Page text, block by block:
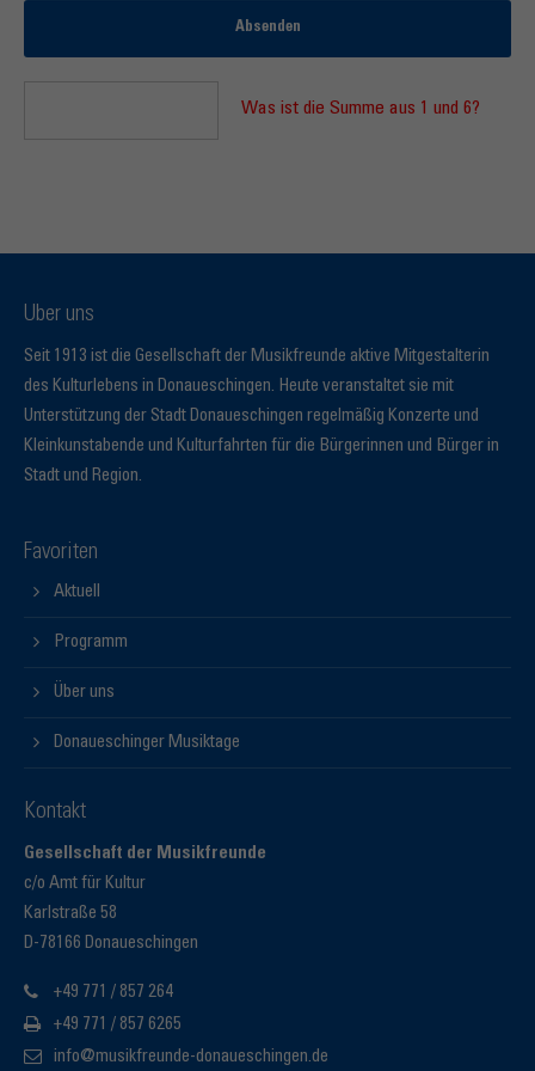
Absenden
Was ist die Summe aus 1 und 6?
Über uns
Seit 1913 ist die Gesellschaft der Musikfreunde aktive Mitgestalterin
des Kulturlebens in Donaueschingen. Heute veranstaltet sie mit
Unterstützung der Stadt Donaueschingen regelmäßig Konzerte und
Kleinkunstabende und Kulturfahrten für die Bürgerinnen und Bürger in
Stadt und Region.
Favoriten
Aktuell
Programm
Über uns
Donaueschinger Musiktage
Kontakt
Gesellschaft der Musikfreunde
c/o Amt für Kultur
Karlstraße 58
D-78166 Donaueschingen
+49 771 / 857 264
+49 771 / 857 6265
info@musikfreunde-donaueschingen.de